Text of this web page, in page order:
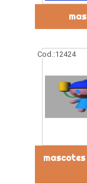
Cod.:12424